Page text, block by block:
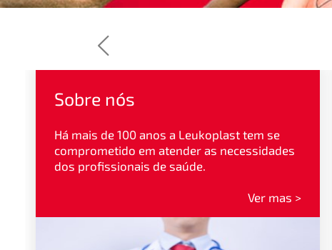
Sobre nós
Há mais de 100 anos a Leukoplast tem se
comprometido em atender as necessidades
dos profissionais de saúde.
Ver mas >